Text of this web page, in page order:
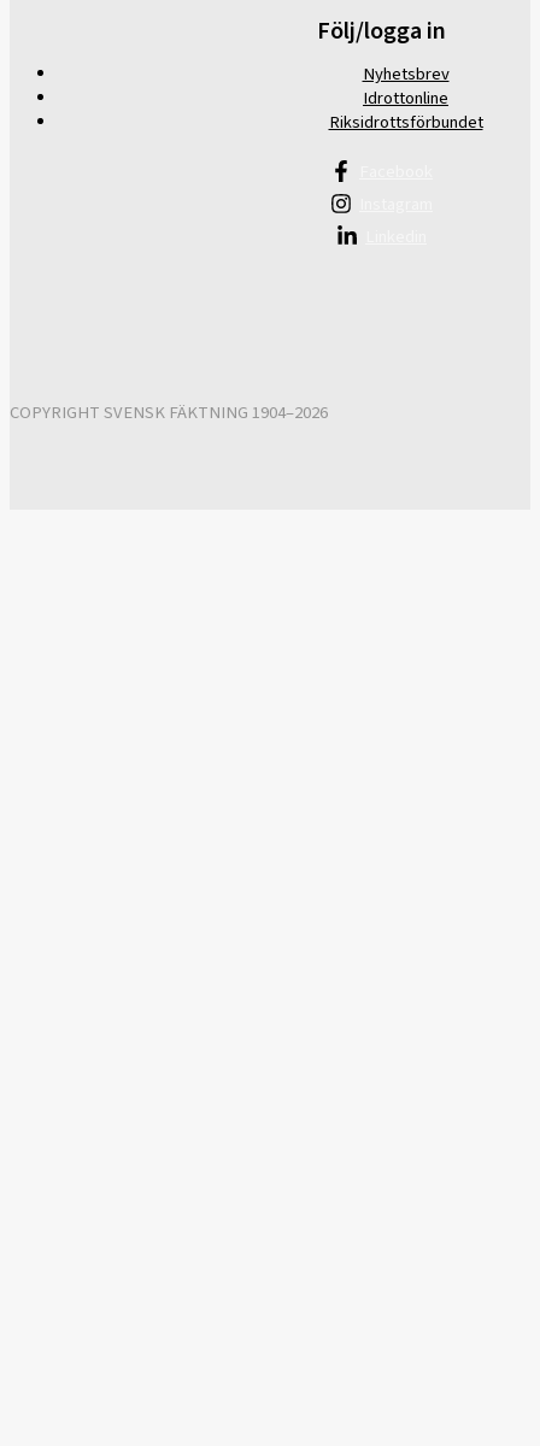
Följ/logga in
Nyhetsbrev
Idrottonline
Riksidrottsförbundet
COPYRIGHT SVENSK FÄKTNING 1904–2026